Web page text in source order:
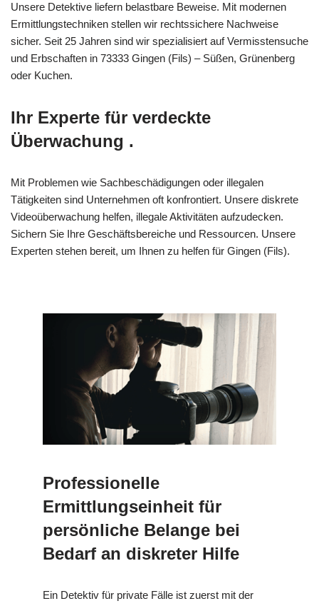
Unsere Detektive liefern belastbare Beweise. Mit modernen
Ermittlungstechniken stellen wir rechtssichere Nachweise
sicher. Seit 25 Jahren sind wir spezialisiert auf Vermisstensuche
und Erbschaften in 73333 Gingen (Fils) – Süßen, Grünenberg
oder Kuchen.
Ihr Experte für verdeckte
Überwachung .
Mit Problemen wie Sachbeschädigungen oder illegalen
Tätigkeiten sind Unternehmen oft konfrontiert. Unsere diskrete
Videoüberwachung helfen, illegale Aktivitäten aufzudecken.
Sichern Sie Ihre Geschäftsbereiche und Ressourcen. Unsere
Experten stehen bereit, um Ihnen zu helfen für Gingen (Fils).
Professionelle
Ermittlungseinheit für
persönliche Belange bei
Bedarf an diskreter Hilfe
Ein Detektiv für private Fälle ist zuerst mit der